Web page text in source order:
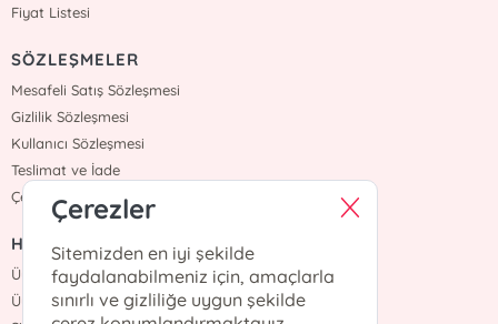
Fiyat Listesi
SÖZLEŞMELER
Mesafeli Satış Sözleşmesi
Gizlilik Sözleşmesi
Kullanıcı Sözleşmesi
Teslimat ve İade
Çerez Politikasi
HIZLI ERİŞİM
Üye Ol
Üye Giriş
Çerezler
Sitemizden en iyi şekilde
faydalanabilmeniz için, amaçlarla
sınırlı ve gizliliğe uygun şekilde